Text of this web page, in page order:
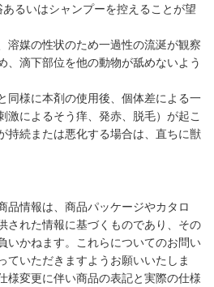
るいはシャンプーを控えることが望
溶媒の性状のため一過性の流涎が観察
、滴下部位を他の動物が舐めないよう
同様に本剤の使用後、個体差による一
激によるそう痒、発赤、脱毛）が起こ
持続または悪化する場合は、直ちに獣
品情報は、商品パッケージやカタロ
された情報に基づくものであり、その
いかねます。これらについてのお問い
ていただきますようお願いいたしま
様変更に伴い商品の表記と実際の仕様